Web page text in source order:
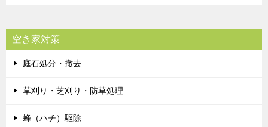
空き家対策
庭石処分・撤去
草刈り・芝刈り・防草処理
蜂（ハチ）駆除